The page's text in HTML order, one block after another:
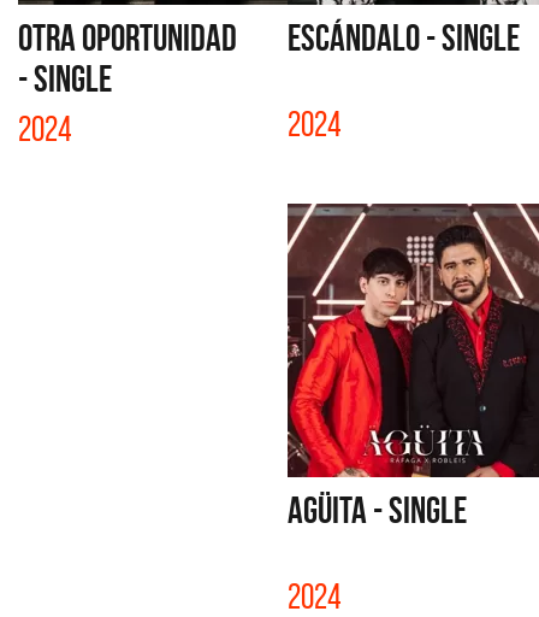
OTRA OPORTUNIDAD
- SINGLE
2024
ESCÁNDALO - SINGLE
2024
AGÜITA - SINGLE
2024